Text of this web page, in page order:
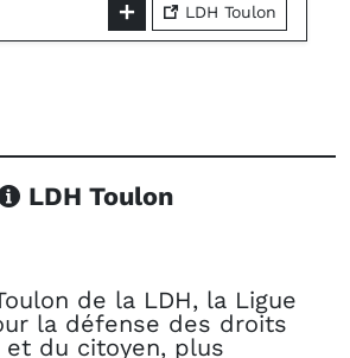
LDH Toulon
LDH Toulon
de la LDH, la Ligue
la défense des droits
et du citoyen, plus